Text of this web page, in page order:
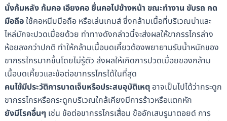
นั่งก้มหลัง ก้มคอ เอียงคอ ยื่นคอไปข้างหน้า ขณะทำงาน ขับรถ กด
มือถือใช้คอหนีบมือถือ หรือเล่นเกมส์ ซึ่งกล้ามเนื้อที่บริเวณบ่าและ
ไหล่มักจะปวดเมื่อยด้วย ท่าทางดังกล่าวนี้จะส่งผลให้ขากรรไกรล่าง
ห้อยลงกว่าปกติ ทำให้กล้ามเนื้อบดเคี้ยวต้องพยายามรับน้ำหนักของ
ขากรรไกรมากขึ้นโดยไม่รู้ตัว ส่งผลให้เกิดการปวดเมื่อยของกล้าม
เนื้อบดเคี้ยวและข้อต่อขากรรไกรได้ในที่สุด
คนไข้มีประวัติการบาดเจ็บหรือประสบอุบัติเหตุอาจเป็นไปได้ว่ากระดูก
ขากรรไกรหรือกระดูกบริเวณใกล้เคียงมีการร้าวหรือแตกหัก
ยังมีโรคอื่นๆ เช่น ข้อต่อขากรรไกรเสื่อม ข้ออักเสบรูมาตอยด์ การ